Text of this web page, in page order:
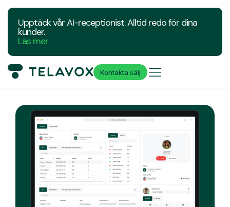
Upptäck vår AI-receptionist. Alltid redo för dina
kunder.
Läs mer
Kontakta sälj